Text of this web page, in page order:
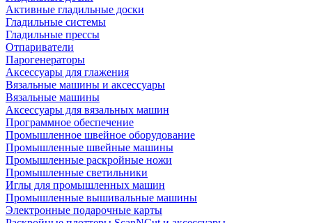
Активные гладильные доски
Гладильные системы
Гладильные прессы
Отпариватели
Парогенераторы
Аксессуары для глажения
Вязальные машины и аксессуары
Вязальные машины
Аксессуары для вязальных машин
Программное обеспечение
Промышленное швейное оборудование
Промышленные швейные машины
Промышленные раскройные ножи
Промышленные светильники
Иглы для промышленных машин
Промышленные вышивальные машины
Электронные подарочные карты